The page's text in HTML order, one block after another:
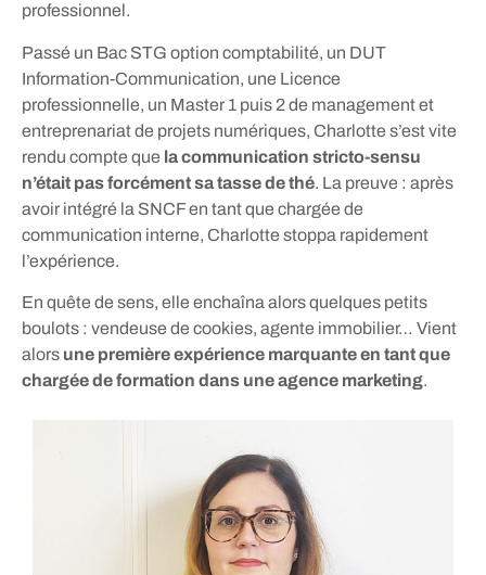
professionnel.
Passé un Bac STG option comptabilité, un DUT
Information-Communication, une Licence
professionnelle, un Master 1 puis 2 de management et
entreprenariat de projets numériques, Charlotte s’est vite
rendu compte que la communication stricto-sensu
n’était pas forcément sa tasse de thé. La preuve : après
avoir intégré la SNCF en tant que chargée de
communication interne, Charlotte stoppa rapidement
l’expérience.
En quête de sens, elle enchaîna alors quelques petits
boulots : vendeuse de cookies, agente immobilier… Vient
alors une première expérience marquante en tant que
chargée de formation dans une agence marketing.